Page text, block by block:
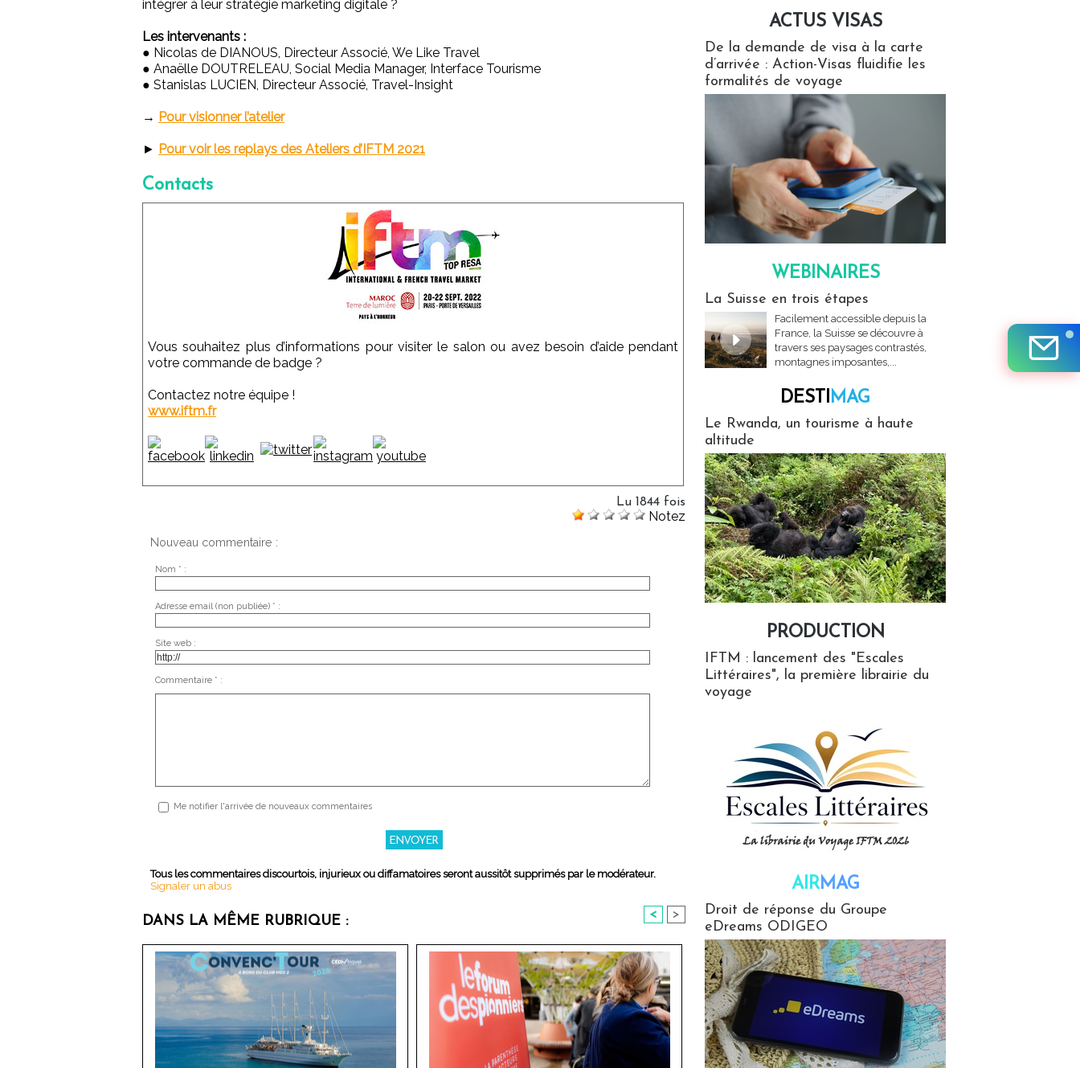
intégrer à leur stratégie marketing digitale ?
Les intervenants :
● Nicolas de DIANOUS, Directeur Associé, We Like Travel
● Anaëlle DOUTRELEAU, Social Media Manager, Interface Tourisme
● Stanislas LUCIEN, Directeur Associé, Travel-Insight
→ Pour visionner l’atelier
► Pour voir les replays des Ateliers d’IFTM 2021
Contacts
Vous souhaitez plus d’informations pour visiter le salon ou avez besoin d’aide pendant
votre commande de badge ?
Contactez notre équipe !
www.iftm.fr
Lu 1844 fois
Notez
Nouveau commentaire :
Nom * :
Adresse email (non publiée) * :
Site web :
Commentaire * :
Me notifier l'arrivée de nouveaux commentaires
Tous les commentaires discourtois, injurieux ou diffamatoires seront aussitôt supprimés par le modérateur.
Signaler un abus
DANS LA MÊME RUBRIQUE : < >
ACTUS VISAS
De la demande de visa à la carte
d’arrivée : Action-Visas fluidifie les
formalités de voyage
WEBINAIRES
La Suisse en trois étapes
Facilement accessible depuis la
France, la Suisse se découvre à
travers ses paysages contrastés,
montagnes imposantes,...
DESTIMAG
Le Rwanda, un tourisme à haute
altitude
PRODUCTION
IFTM : lancement des "Escales
Littéraires", la première librairie du
voyage
AIRMAG
Droit de réponse du Groupe
eDreams ODIGEO